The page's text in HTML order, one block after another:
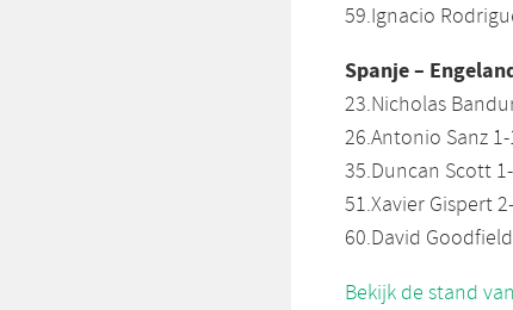
59.Ignacio
Spanje –
23.Nicholas
26.Antonio Sanz
35.Duncan Scott
51.Xavier Gispert
60.David
Bekijk de stand